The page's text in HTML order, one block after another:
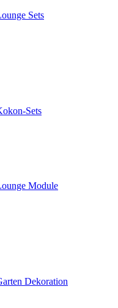
Sets
Sets
Module
Dekoration